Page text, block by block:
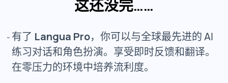
这还没完……
有了 Langua Pro，你可以与全球最先进的 AI
练习对话和角色扮演。享受即时反馈和翻译。
在零压力的环境中培养流利度。